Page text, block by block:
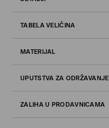
TABELA VELIČINA
MATERIJAL
UPUTSTVA ZA ODRŽAVANJE
ZALIHA U PRODAVNICAMA